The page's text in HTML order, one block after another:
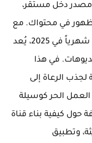
مصدر دخل مستقر،
في محتواك. مع
أكثر من 2.85 مليار مستخدم نشط شهرياً في 2025، يُعد
في هذا
الرعاة إلى
العمل الحر كوسيلة
كيفية بناء قناة
وتطبيق